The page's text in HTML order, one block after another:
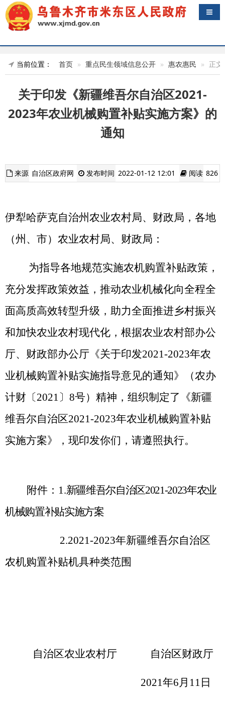
导航
当前位置： 首页 重点民生领域信息公开 惠农惠民 正文
关于印发《新疆维吾尔自治区2021-
2023年农业机械购置补贴实施方案》的
通知
来源 自治区政府网 发布时间 2022-01-12 12:01 阅读 826
伊犁哈萨克自治州农业农村局、财政局，各地
（州、市）农业农村局、财政局：
为指导各地规范实施农机购置补贴政策，
充分发挥政策效益，推动农业机械化向全程全
面高质高效转型升级，助力全面推进乡村振兴
和加快农业农村现代化，根据农业农村部办公
厅、财政部办公厅《关于印发2021-2023年农
业机械购置补贴实施指导意见的通知》（农办
计财〔2021〕 8号）精神，组织制定了《新疆
维吾尔自治区2021-2023年农业机械购置补贴
实施方案》
，现印发你们，请遵照执行。
附件： 1.新疆维吾尔自治区2021-2023年农业
机械购置补贴实施方案
2.2021-2023年新疆维吾尔自治区
农机购置补贴机具种类范围
自治区农业农村厅 自治区财政厅
2021年6月 11 日